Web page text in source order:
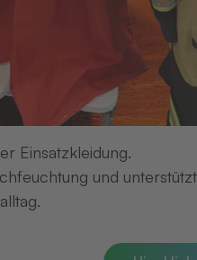
Einsatzkleidung.
und